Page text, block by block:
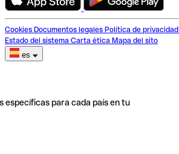
Cookies Documentos legales Política de privacidad
Estado del sistema Carta ética Mapa del sito
es
específicas para cada país en tu